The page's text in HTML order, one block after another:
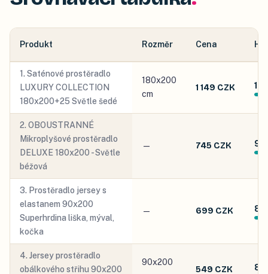
Produkt Rozměr Cena
1. Saténové prostěradlo
LUXURY COLLECTION
180x200+25 Světle šedé
180x200
cm
1 149 CZK
2. OBOUSTRANNÉ
Mikroplyšové prostěradlo
DELUXE 180x200 - Světle
béžová
— 745 CZK 9.4
3. Prostěradlo jersey s
elastanem 90x200
Superhrdina liška, mýval,
kočka
— 699 CZK 8.8
4. Jersey prostěradlo
obálkového střihu 90x200
90x200
549 CZK 8.2